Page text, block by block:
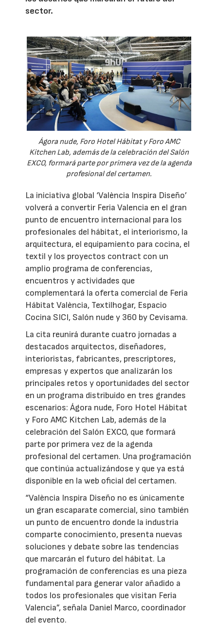
sector.
Ágora nude, Foro Hotel Hábitat y Foro AMC
Kitchen Lab, además de la celebración del Salón
EXCO, formará parte por primera vez de la agenda
profesional del certamen.
La iniciativa global ‘València Inspira Diseño’
volverá a convertir Feria Valencia en el gran
punto de encuentro internacional para los
profesionales del hábitat, el interiorismo, la
arquitectura, el equipamiento para cocina, el
textil y los proyectos contract con un
amplio programa de conferencias,
encuentros y actividades que
complementará la oferta comercial de Feria
Hábitat València, Textilhogar, Espacio
Cocina SICI, Salón nude y 360 by Cevisama.
La cita reunirá durante cuatro jornadas a
destacados arquitectos, diseñadores,
interioristas, fabricantes, prescriptores,
empresas y expertos que analizarán los
principales retos y oportunidades del sector
en un programa distribuido en tres grandes
escenarios: Ágora nude, Foro Hotel Hábitat
y Foro AMC Kitchen Lab, además de la
celebración del Salón EXCO, que formará
parte por primera vez de la agenda
profesional del certamen. Una programación
que continúa actualizándose y que ya está
disponible en la web oficial del certamen.
“València Inspira Diseño no es únicamente
un gran escaparate comercial, sino también
un punto de encuentro donde la industria
comparte conocimiento, presenta nuevas
soluciones y debate sobre las tendencias
que marcarán el futuro del hábitat. La
programación de conferencias es una pieza
fundamental para generar valor añadido a
todos los profesionales que visitan Feria
Valencia”, señala Daniel Marco, coordinador
del evento.